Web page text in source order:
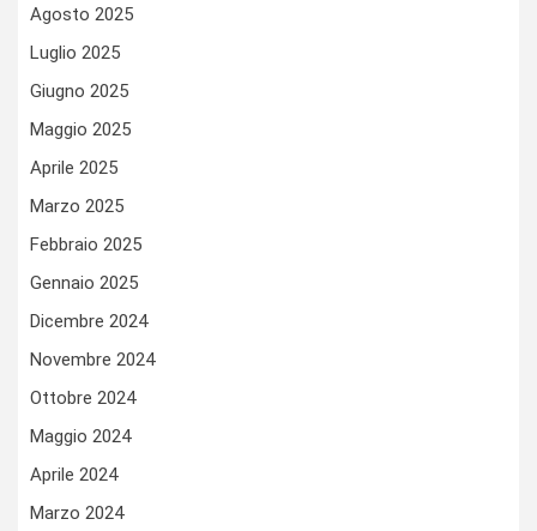
Agosto 2025
Luglio 2025
Giugno 2025
Maggio 2025
Aprile 2025
Marzo 2025
Febbraio 2025
Gennaio 2025
Dicembre 2024
Novembre 2024
Ottobre 2024
Maggio 2024
Aprile 2024
Marzo 2024